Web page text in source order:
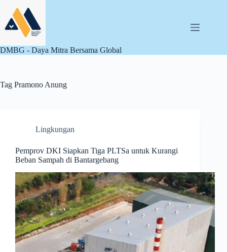
content
DMBG - Daya Mitra Bersama Global
Tag Pramono Anung
Lingkungan
Pemprov DKI Siapkan Tiga PLTSa untuk Kurangi
Beban Sampah di Bantargebang